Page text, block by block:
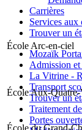
Carrières
Services aux
Trouver un
Mozaïk
Admission
La Vitrine -
Transport
Trouver un
Traitement
Portes
École Arc-en-ciel
École Aux-Quatre-
École du Grand-